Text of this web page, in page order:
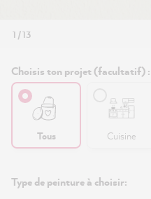
1 / 13
Choisis ton projet (facultatif) :
Tous Cuisine
Type de peinture à choisir: